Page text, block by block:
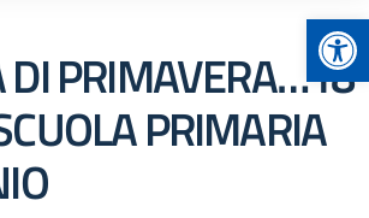
DI PRIMAVERA…18
PRIMARIA